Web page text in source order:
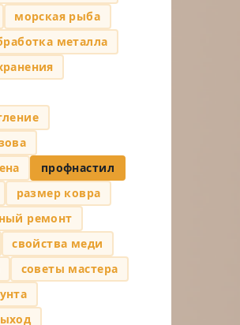
морская рыба
металла
профнастил
размер ковра
ремонт
свойства меди
советы мастера